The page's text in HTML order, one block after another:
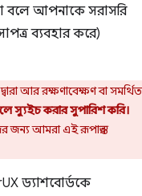
বলে আপনাকে সরাসরি
ব্যবহার করে)
আর রক্ষণাবেক্ষণ বা সমর্থিত
স্যুইচ করার সুপারিশ করি।
জন্য আমরা এই রূপান্তর
ড্যাশবোর্ডকে